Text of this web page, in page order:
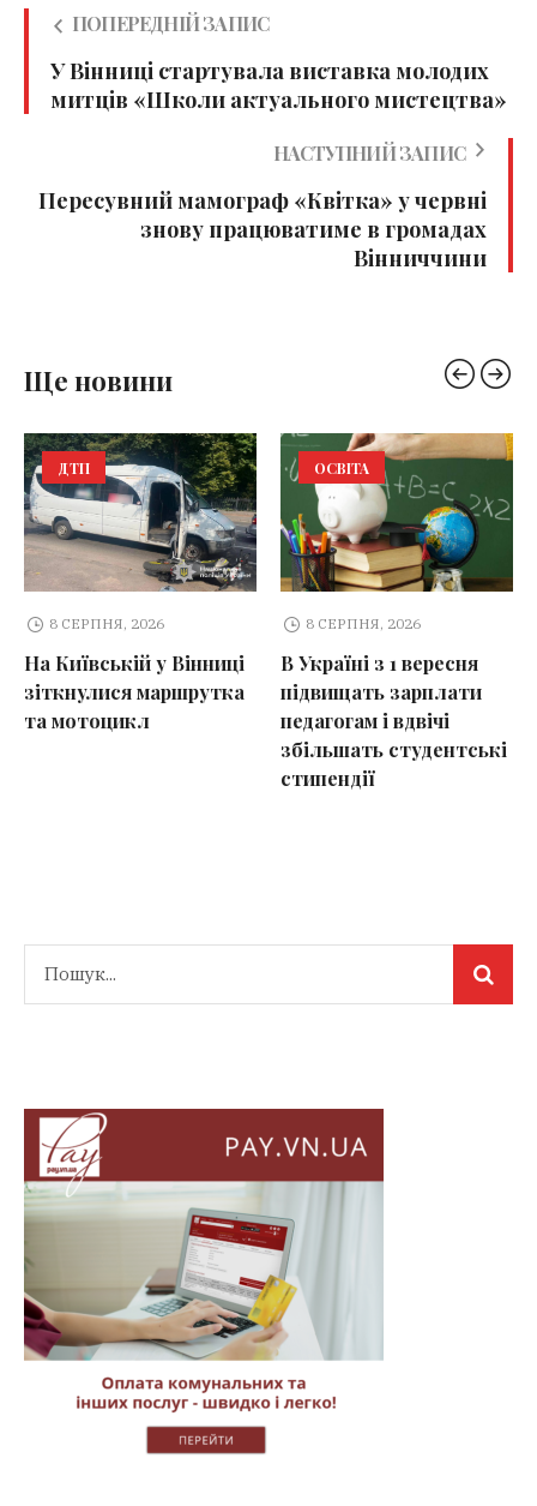
ПОПЕРЕДНІЙ ЗАПИС
У Вінниці стартувала виставка молодих
митців «Школи актуального мистецтва»
НАСТУПНИЙ ЗАПИС
Пересувний мамограф «Квітка» у червні
знову працюватиме в громадах
Вінниччини
Ще новини
ДТП
8 СЕРПНЯ, 2026
На Київській у Вінниці
зіткнулися маршрутка
та мотоцикл
ОСВІТА
8 СЕРПНЯ, 2026
В Україні з 1 вересня
підвищать зарплати
педагогам і вдвічі
збільшать студентські
стипендії